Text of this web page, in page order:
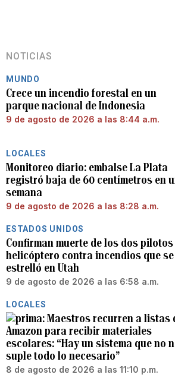
NOTICIAS
MUNDO
Crece un incendio forestal en un
parque nacional de Indonesia
9 de agosto de 2026 a las 8:44 a.m.
LOCALES
Monitoreo diario: embalse La Plata
registró baja de 60 centímetros en
semana
9 de agosto de 2026 a las 8:28 a.m.
ESTADOS UNIDOS
Confirman muerte de los dos pilotos
helicóptero contra incendios que se
estrelló en Utah
9 de agosto de 2026 a las 6:58 a.m.
LOCALES
Maestros recurren a listas
Amazon para recibir materiales
escolares: “Hay un sistema que no
suple todo lo necesario”
8 de agosto de 2026 a las 11:10 p.m.